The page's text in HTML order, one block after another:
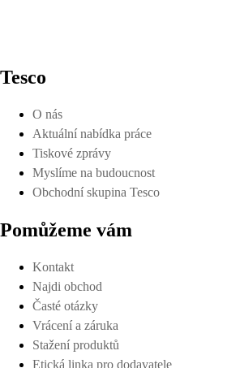
Tesco
O nás
Aktuální nabídka práce
Tiskové zprávy
Myslíme na budoucnost
Obchodní skupina Tesco
Pomůžeme vám
Kontakt
Najdi obchod
Časté otázky
Vrácení a záruka
Stažení produktů
Etická linka pro dodavatele